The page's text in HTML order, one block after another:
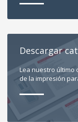
Descargar
Lea nuestro último
de la impresión